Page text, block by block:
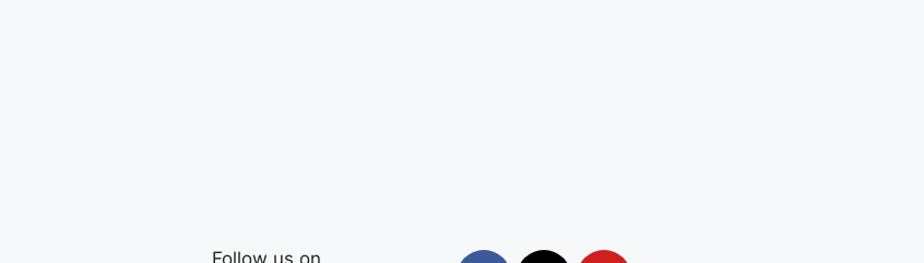
Follow us on